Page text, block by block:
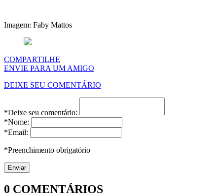
Imagem: Faby Mattos
COMPARTILHE
ENVIE PARA UM AMIGO
DEIXE SEU COMENTÁRIO
*Deixe seu comentário:
*Nome:
*Email:
*Preenchimento obrigatório
0 COMENTÁRIOS